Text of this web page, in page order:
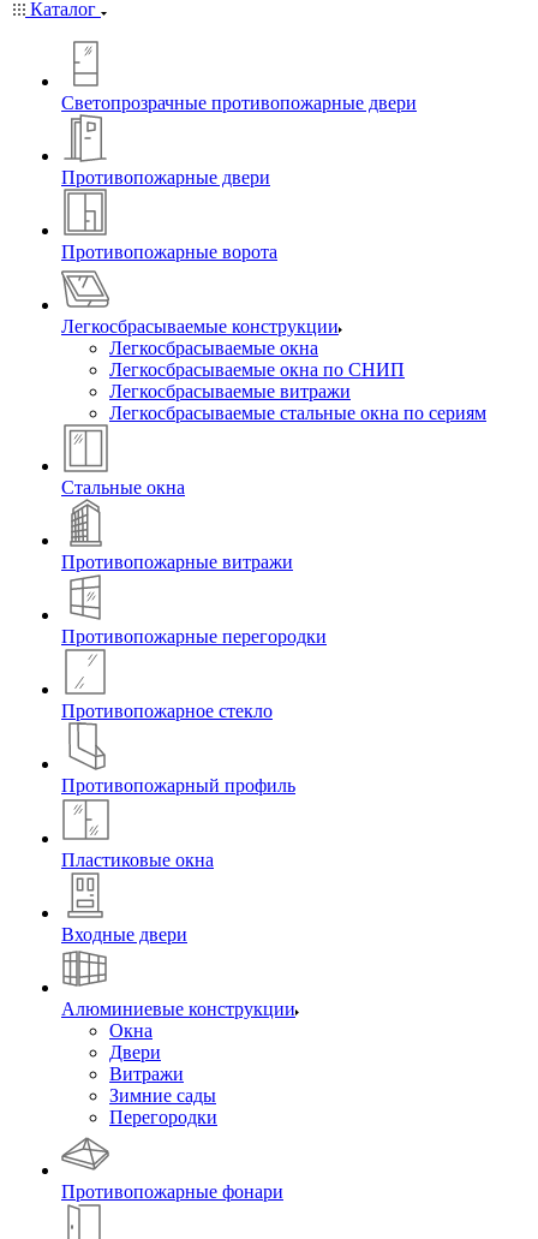
Каталог
Светопрозрачные противопожарные двери
Противопожарные двери
Противопожарные ворота
Легкосбрасываемые конструкции
Легкосбрасываемые окна
Легкосбрасываемые окна по СНИП
Легкосбрасываемые витражи
Легкосбрасываемые стальные окна по сериям
Стальные окна
Противопожарные витражи
Противопожарные перегородки
Противопожарное стекло
Противопожарный профиль
Пластиковые окна
Входные двери
Алюминиевые конструкции
Окна
Двери
Витражи
Зимние сады
Перегородки
Противопожарные фонари